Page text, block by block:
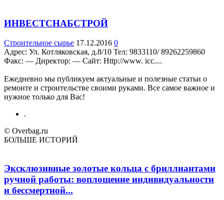
ИНВЕСТСНАБСТРОЙ
Строительное сырье 17.12.2016 0
Адрес: Ул. Котляковская, д.8/10 Teл: 9833110/ 89262259860
Факс: — Директор: — Сайт: Http://www. icc....
Ежедневно мы публикуем актуальные и полезные статьи о
ремонте и строительстве своими руками. Все самое важное и
нужное только для Вас!
.
© Overbag.ru
БОЛЬШЕ ИСТОРИЙ
Эксклюзивные золотые кольца с бриллиантами
ручной работы: воплощение индивидуальности
и бессмертной...